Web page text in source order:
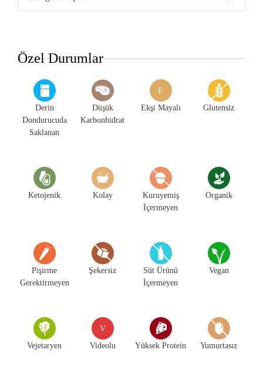
Kategorileri
Özel Durumlar
Derin
Dondurucuda
Saklanan
Düşük
Karbonhidrat
E
Ekşi Mayalı Glutensiz
Ketojenik Kolay
Kuruyemiş
İçermeyen
Organik
Pişirme
Gerektirmeyen
Şekersiz
Süt Ürünü
İçermeyen
Vegan
Vejetaryen
V
Videolu Yüksek Protein Yumurtasız